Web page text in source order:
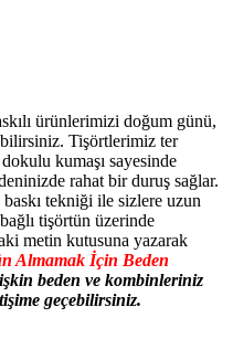
ürünlerimizi doğum günü,
Tişörtlerimiz ter
kumaşı sayesinde
rahat bir duruş sağlar.
tekniği ile sizlere uzun
tişörtün üzerinde
metin kutusuna yazarak
Almamak İçin Beden
beden ve kombinleriniz
geçebilirsiniz.